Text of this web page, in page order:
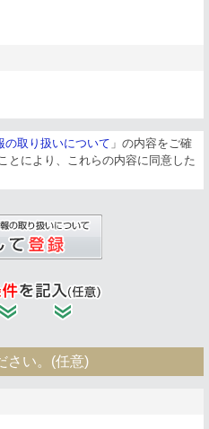
の取り扱いについて 」 の内容をご確
とにより、これらの内容に同意した
さい。(任意)